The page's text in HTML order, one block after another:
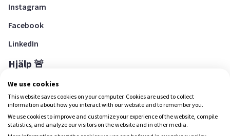
Instagram
Facebook
LinkedIn
Hjälp 🚨
Hjälpcenter
Ladda ned Yepstr
We use cookies
This website saves cookies on your computer. Cookies are used to collect
information about how you interact with our website and to remember you.
We use cookies to improve and customize your experience of the website, compile
statistics, and analyze our visitors on the website and in other media.